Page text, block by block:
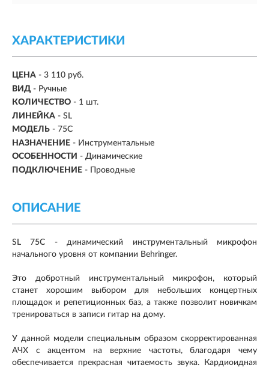
ХАРАКТЕРИСТИКИ
ЦЕНА - 3 110 руб.
ВИД - Ручные
КОЛИЧЕСТВО - 1 шт.
ЛИНЕЙКА - SL
МОДЕЛЬ - 75C
НАЗНАЧЕНИЕ - Инструментальные
ОСОБЕННОСТИ - Динамические
ПОДКЛЮЧЕНИЕ - Проводные
ОПИСАНИЕ
SL 75C - динамический инструментальный микрофон
начального уровня от компании Behringer.
Это добротный инструментальный микрофон, который
станет хорошим выбором для небольших концертных
площадок и репетиционных баз, а также позволит новичкам
тренироваться в записи гитар на дому.
У данной модели специальным образом скорректированная
АЧХ с акцентом на верхние частоты, благодаря чему
обеспечивается прекрасная читаемость звука. Кардиоидная